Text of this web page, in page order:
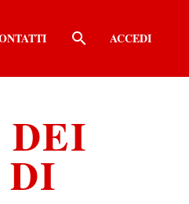
ACCEDI
DEI